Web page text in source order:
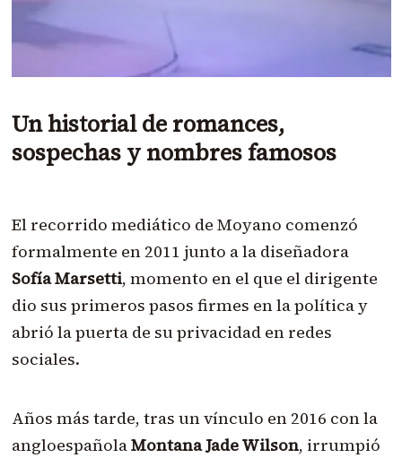
Un historial de romances,
sospechas y nombres famosos
El recorrido mediático de Moyano comenzó
formalmente en 2011 junto a la diseñadora
Sofía Marsetti, momento en el que el dirigente
dio sus primeros pasos firmes en la política y
abrió la puerta de su privacidad en redes
sociales.
Años más tarde, tras un vínculo en 2016 con la
angloespañolaMontana Jade Wilson, irrumpió